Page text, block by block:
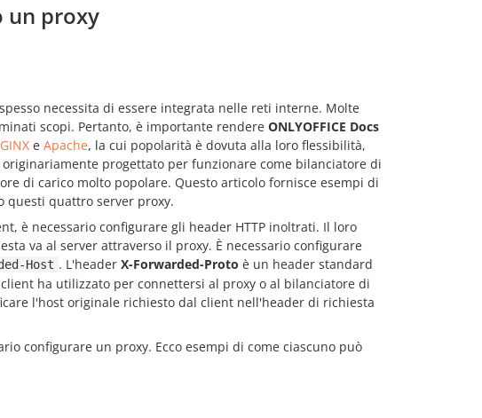
un proxy
necessita di essere integrata nelle reti interne. Molte
scopi. Pertanto, è importante rendere ONLYOFFICE Docs
e Apache, la cui popolarità è dovuta alla loro flessibilità,
originariamente progettato per funzionare come bilanciatore di
di carico molto popolare. Questo articolo fornisce esempi di
questi quattro server proxy.
è necessario configurare gli header HTTP inoltrati. Il loro
va al server attraverso il proxy. È necessario configurare
Host . L'header X-Forwarded-Proto è un header standard
ha utilizzato per connettersi al proxy o al bilanciatore di
l'host originale richiesto dal client nell'header di richiesta
configurare un proxy. Ecco esempi di come ciascuno può